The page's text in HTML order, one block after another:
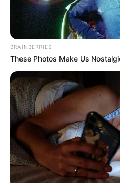
Gartenecken und mit
Historismus.
Links zu Wanderwegen
Berlin (Mitte, Tiergarten,
Steglitz):
Müggelsee - Der
Berlin. Er ist ein
Berliner und besitzt an
Attraktionen,
BRAINBERRIES
These Photos Make Us